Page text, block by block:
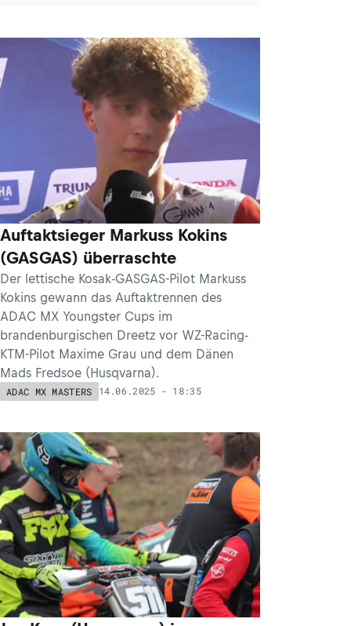
Auftaktsieger Markuss Kokins
(GASGAS) überraschte
Der lettische Kosak-GASGAS-Pilot Markuss
Kokins gewann das Auftaktrennen des
ADAC MX Youngster Cups im
brandenburgischen Dreetz vor WZ-Racing-
KTM-Pilot Maxime Grau und dem Dänen
Mads Fredsoe (Husqvarna).
ADAC MX MASTERS 14.06.2025 - 18:35